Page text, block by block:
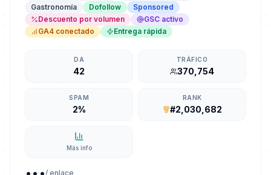
Gastronomía
Dofollow
Sponsored
Descuento por volumen
GSC activo
GA4 conectado
Entrega rápida
DA
42
TRÁFICO
370,754
SPAM
2%
RANK
#2,030,682
Más info
... / enlace